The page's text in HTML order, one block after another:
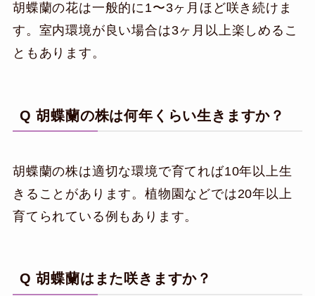
胡蝶蘭の花は一般的に1〜3ヶ月ほど咲き続けま
す。室内環境が良い場合は3ヶ月以上楽しめるこ
ともあります。
Q 胡蝶蘭の株は何年くらい生きますか？
胡蝶蘭の株は適切な環境で育てれば10年以上生
きることがあります。植物園などでは20年以上
育てられている例もあります。
Q 胡蝶蘭はまた咲きますか？